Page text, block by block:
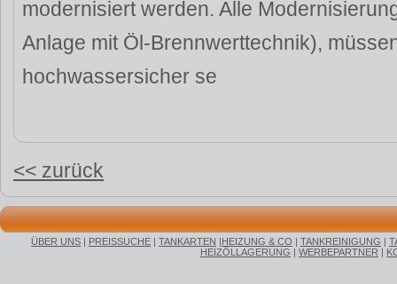
modernisiert werden. Alle
Anlage mit Öl-Brennwerttechnik),
hochwassersicher se
<< zurück
ÜBER UNS | PREISSUCHE | TANKARTEN |HEIZUNG & CO | TANKREINIGUNG |
HEIZÖLLAGERUNG | WERBEPARTNER |